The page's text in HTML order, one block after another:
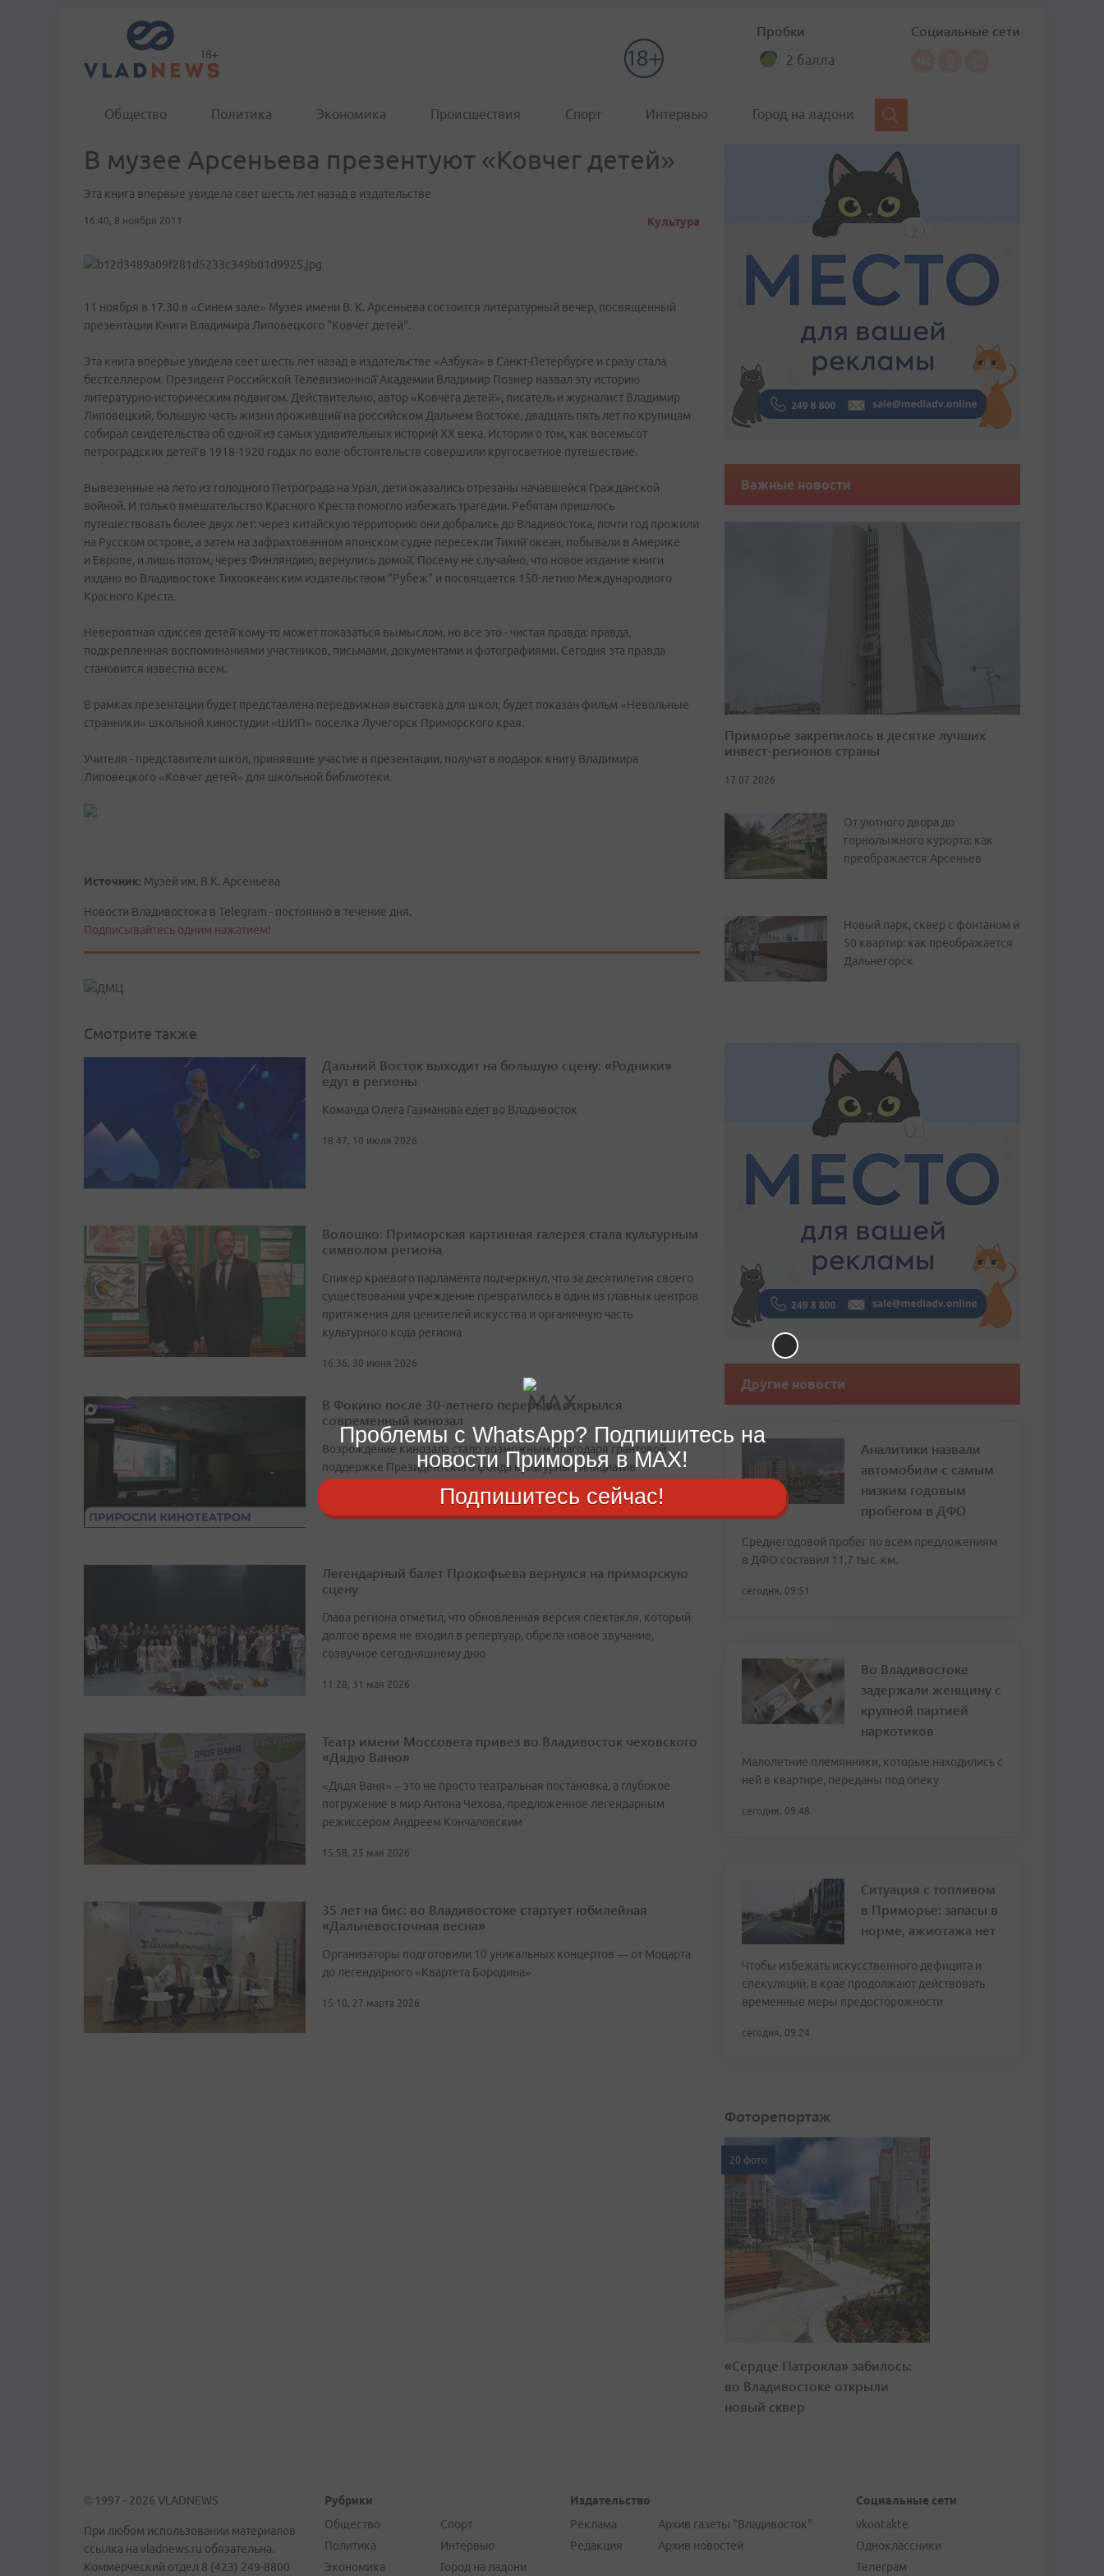
Пробки
2 балла
Социальные сети
Общество Политика Экономика Происшествия Спорт Интервью Город на ладони
В музее Арсеньева презентуют «Ковчег детей»
Эта книга впервые увидела свет шесть лет назад в издательстве
16:40, 8 ноября 2011 Культура
11 ноября в 17.30 в «Синем зале» Музея имени В. К. Арсеньева состоится литературный вечер, посвященный
презентации Книги Владимира Липовецкого "Ковчег детей".
Эта книга впервые увидела свет шесть лет назад в издательстве «Азбука» в Санкт-Петербурге и сразу стала
бестселлером. Президент Российской Телевизионной̆ Академии Владимир Познер назвал эту историю
литературно-историческим подвигом. Действительно, автор «Ковчега детей̆», писатель и журналист Владимир
Липовецкий, большую часть жизни проживший̆ на российском Дальнем Востоке, двадцать пять лет по крупицам
собирал свидетельства об одной̆ из самых удивительных историй ХХ века. Истории о том, как восемьсот
петроградских детей̆ в 1918-1920 годах по воле обстоятельств совершили кругосветное путешествие.
Вывезенные на лето из голодного Петрограда на Урал, дети оказались отрезаны начавшейся Гражданской
войной. И только вмешательство Красного Креста помогло избежать трагедии. Ребятам пришлось
путешествовать более двух лет: через китайскую территорию они добрались до Владивостока, почти год прожили
на Русском острове, а затем на зафрахтованном японском судне пересекли Тихий̆ океан, побывали в Америке
и Европе, и лишь потом, через Финляндию, вернулись домой̆. Посему не случайно, что новое издание книги
издано во Владивостоке Тихоокеанским издательством "Рубеж" и посвящается 150-летию Международного
Красного Креста.
Невероятная одиссея детей̆ кому-то может показаться вымыслом, но все это - чистая правда: правда,
подкрепленная воспоминаниями участников, письмами, документами и фотографиями. Сегодня эта правда
становится известна всем.
В рамках презентации будет представлена передвижная выставка для школ, будет показан фильм «Невольные
странники» школьной киностудии «ШИП» поселка Лучегорск Приморского края.
Учителя - представители школ, принявшие участие в презентации, получат в подарок книгу Владимира
Липовецкого «Ковчег детей» для школьной библиотеки.
Источник: Музей им. В.К. Арсеньева
Новости Владивостока в Telegram - постоянно в течение дня.
Подписывайтесь одним нажатием!
Смотрите также
Дальний Восток выходит на большую сцену: «Родники»
едут в регионы
Команда Олега Газманова едет во Владивосток
18:47, 10 июля 2026
Волошко: Приморская картинная галерея стала культурным
символом региона
Спикер краевого парламента подчеркнул, что за десятилетия своего
существования учреждение превратилось в один из главных центров
притяжения для ценителей искусства и органичную часть
культурного кода региона
16:36, 30 июня 2026
В Фокино после 30-летнего перерыва открылся
современный кинозал
Возрождение кинозала стало возможным благодаря грантовой
поддержке Президентского фонда культурных инициатив
Легендарный балет Прокофьева вернулся на приморскую
сцену
Глава региона отметил, что обновленная версия спектакля, который
долгое время не входил в репертуар, обрела новое звучание,
созвучное сегодняшнему дню
11:28, 31 мая 2026
Театр имени Моссовета привез во Владивосток чеховского
«Дядю Ваню»
«Дядя Ваня» – это не просто театральная постановка, а глубокое
погружение в мир Антона Чехова, предложенное легендарным
режиссером Андреем Кончаловским
15:58, 25 мая 2026
35 лет на бис: во Владивостоке стартует юбилейная
«Дальневосточная весна»
Организаторы подготовили 10 уникальных концертов — от Моцарта
до легендарного «Квартета Бородина»
15:10, 27 марта 2026
Важные новости
Приморье закрепилось в десятке лучших
инвест-регионов страны
17.07.2026
От уютного двора до
горнолыжного курорта: как
преображается Арсеньев
Новый парк, сквер с фонтаном и
50 квартир: как преображается
Дальнегорск
Другие новости
Аналитики назвали
автомобили с самым
низким годовым
пробегом в ДФО
Среднегодовой пробег по всем предложениям
в ДФО составил 11,7 тыс. км.
сегодня, 09:51
Во Владивостоке
задержали женщину с
крупной партией
наркотиков
Малолетние племянники, которые находились с
ней в квартире, переданы под опеку
сегодня, 09:48
Ситуация с топливом
в Приморье: запасы в
норме, ажиотажа нет
Чтобы избежать искусственного дефицита и
спекуляций, в крае продолжают действовать
временные меры предосторожности
сегодня, 09:24
Фоторепортаж
20 фото
«Сердце Патрокла» забилось:
во Владивостоке открыли
новый сквер
© 1997 - 2026 VLADNEWS
При любом использовании материалов
ссылка на vladnews.ru обязательна.
Коммерческий отдел 8 (423) 249-8800
Рубрики
Общество
Политика
Экономика
Спорт
Интервью
Город на ладони
Издательство
Реклама
Редакция
Архив газеты "Владивосток"
Архив новостей
Социальные сети
vkontakte
Одноклассники
Телеграм
Проблемы с WhatsApp? Подпишитесь на
новости Приморья в MAX!
Подпишитесь сейчас!